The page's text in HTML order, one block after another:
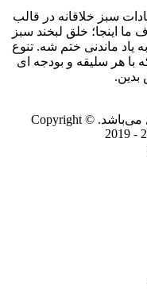
سبز خلاقانه در قالب
اینجا؛ خلق لبخند سبز
یاد ماندنی ختم شه. تنوع
با هر سلیقه و بودجه ای
بدین.
کلیه حقوق این سایت متعلق به مسترگل می‌باشد. Copyright ©
2019 -